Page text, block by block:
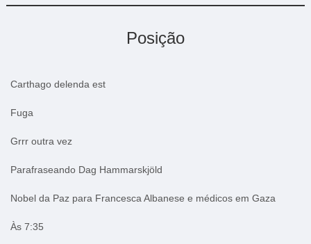
Posição
Carthago delenda est
Fuga
Grrr outra vez
Parafraseando Dag Hammarskjöld
Nobel da Paz para Francesca Albanese e médicos em Gaza
Às 7:35